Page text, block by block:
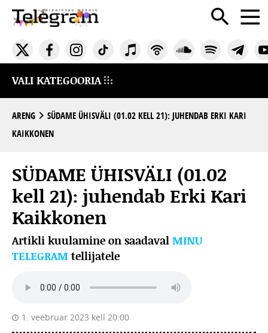
VALI KATEGOORIA
ARENG
SÜDAME ÜHISVÄLI (01.02 KELL 21): JUHENDAB ERKI KARI
KAIKKONEN
SÜDAME ÜHISVÄLI (01.02
kell 21): juhendab Erki Kari
Kaikkonen
Artikli kuulamine on saadaval MINU
TELEGRAM tellijatele
1. veebruar 2023 kell 20:00